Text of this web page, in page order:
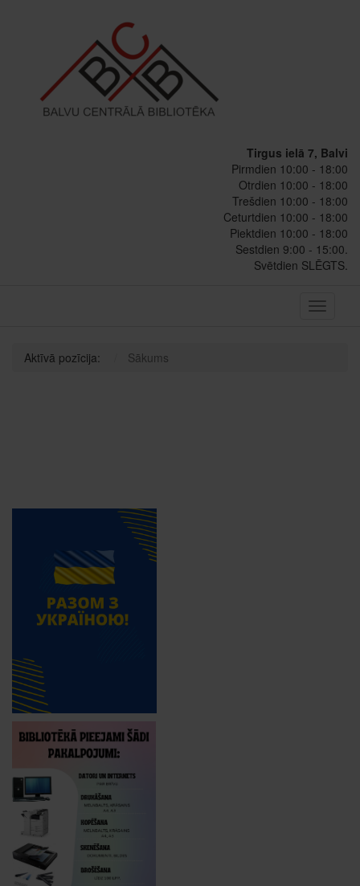
Tirgus ielā 7, Balvi
Pirmdien 10:00 - 18:00
Otrdien 10:00 - 18:00
Trešdien 10:00 - 18:00
Ceturtdien 10:00 - 18:00
Piektdien 10:00 - 18:00
Sestdien 9:00 - 15:00.
Svētdien SLĒGTS.
Toggle
Aktīvā pozīcija: Sākums